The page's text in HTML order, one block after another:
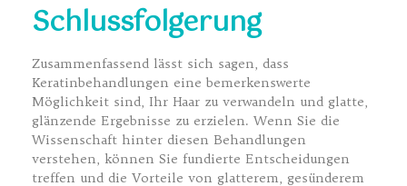
Schlussfolgerung
Zusammenfassend lässt sich sagen, dass
Keratinbehandlungen eine bemerkenswerte
Möglichkeit sind, Ihr Haar zu verwandeln und glatte,
glänzende Ergebnisse zu erzielen. Wenn Sie die
Wissenschaft hinter diesen Behandlungen
verstehen, können Sie fundierte Entscheidungen
treffen und die Vorteile von glatterem, gesünderem